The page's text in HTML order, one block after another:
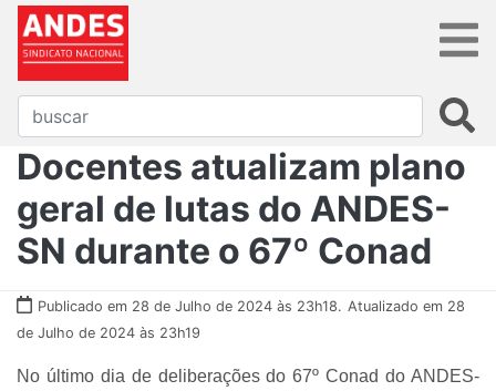
Docentes atualizam plano
geral de lutas do ANDES-
SN durante o 67º Conad
Publicado em 28 de Julho de 2024 às 23h18. Atualizado em 28
de Julho de 2024 às 23h19
No último dia de deliberações do 67º Conad do ANDES-